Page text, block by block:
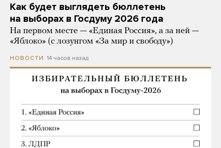
Как будет выглядеть бюллетень
на выборах в Госдуму 2026 года
На первом месте — «Единая Россия», а за ней —
«Яблоко» (с лозунгом «За мир и свободу»)
НОВОСТИ 14 часов назад